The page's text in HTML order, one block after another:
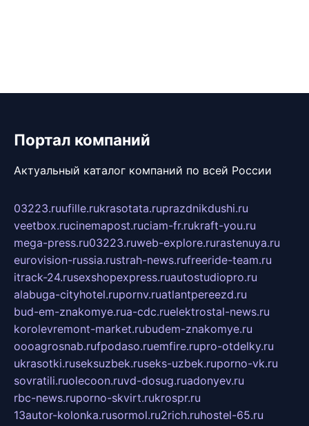
Портал компаний
Актуальный каталог компаний по всей России
03223.ruufille.rukrasotata.ruprazdnikdushi.ru
veetbox.rucinemapost.ruciam-fr.rukraft-you.ru
mega-press.ru03223.ruweb-explore.rurastenuya.ru
eurovision-russia.rustrah-news.rufreeride-team.ru
itrack-24.rusexshopexpress.ruautostudiopro.ru
alabuga-cityhotel.rupornv.ruatlantpereezd.ru
bud-em-znakomye.rua-cdc.ruelektrostal-news.ru
korolevremont-market.rubudem-znakomye.ru
oooagrosnab.rufpodaso.ruemfire.rupro-otdelky.ru
ukrasotki.ruseksuzbek.ruseks-uzbek.ruporno-vk.ru
sovratili.ruolecoon.ruvd-dosug.ruadonyev.ru
rbc-news.ruporno-skvirt.rukrospr.ru
13autor-kolonka.rusormol.ru2rich.ruhostel-65.ru